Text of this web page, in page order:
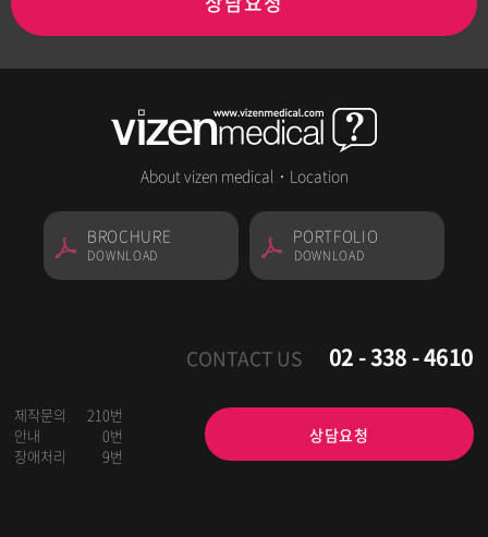
About vizen medical · Location
BROCHURE
DOWNLOAD
PORTFOLIO
DOWNLOAD
CONTACT US
제작문의
210번
안내
0번
장애처리
9번
02 - 338 - 4610
상담요청